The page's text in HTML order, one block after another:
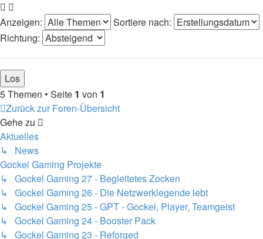
Anzeigen:
Sortiere nach:
Richtung:
5 Themen • Seite 1 von 1
Zurück zur Foren-Übersicht
Gehe zu
Aktuelles
↳ News
Gockel Gaming Projekte
↳ Gockel Gaming 27 - Begleitetes Zocken
↳ Gockel Gaming 26 - Die Netzwerklegende lebt
↳ Gockel Gaming 25 - GPT - Gockel, Player, Teamgeist
↳ Gockel Gaming 24 - Booster Pack
↳ Gockel Gaming 23 - Reforged